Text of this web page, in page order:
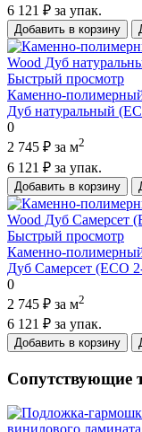
6 121 ₽ за упак.
Добавить в корзину
Быстрый просмотр
Каменно-
Дуб натуральный
0
2 745 ₽ за м2
6 121 ₽ за упак.
Добавить в корзину
Быстрый просмотр
Каменно-
Дуб Самерсет (ECO
0
2 745 ₽ за м2
6 121 ₽ за упак.
Добавить в корзину
Сопутствующие